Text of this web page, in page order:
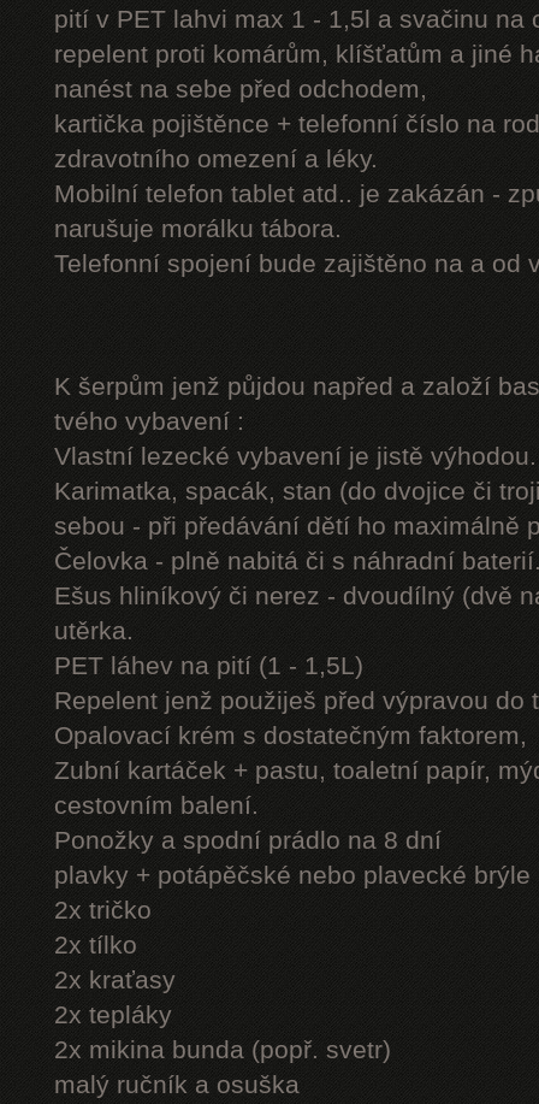
pití v PET lahvi max 1 - 1,5l a svačinu na
repelent proti komárům, klíšťatům a jiné
nanést na sebe před odchodem,
kartička pojištěnce + telefonní číslo na
zdravotního omezení a léky.
Mobilní telefon tablet atd.. je zakázán -
narušuje morálku tábora.
Telefonní spojení bude zajištěno na a od
K šerpům jenž půjdou napřed a založí
tvého vybavení :
Vlastní lezecké vybavení je jistě výhodou.
Karimatka, spacák, stan (do dvojice či
sebou - při předávání dětí ho maximálně
Čelovka - plně nabitá či s náhradní
Ešus hliníkový či nerez - dvoudílný (dvě
utěrka.
PET láhev na pití (1 - 1,5L)
Repelent jenž použiješ před výpravou do
Opalovací krém s dostatečným faktorem,
Zubní kartáček + pastu, toaletní papír,
cestovním balení.
Ponožky a spodní prádlo na 8 dní
plavky + potápěčské nebo plavecké brýle
2x tričko
2x tílko
2x kraťasy
2x tepláky
2x mikina bunda (popř. svetr)
malý ručník a osuška